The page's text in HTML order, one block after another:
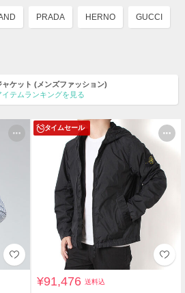
PRADA HERNO GUCCI
ケット (メンズファッション)
イテムランキングを見る
タイムセール
¥91,476送料込